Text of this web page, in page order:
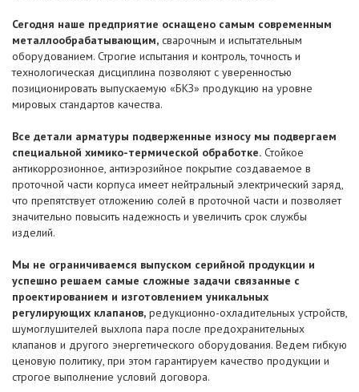
Сегодня наше предприятие оснащено самым современным
металлообрабатывающим, сварочным и испытательным
оборудованием. Строгие испытания и контроль, точность и
технологическая дисциплина позволяют с уверенностью
позиционировать выпускаемую «БКЗ» продукцию на уровне
мировых стандартов качества.
Все детали арматуры подверженные износу мы подвергаем
специальной химико-термической обработке. Стойкое
антикоррозионное, антиэрозийное покрытие создаваемое в
проточной части корпуса имеет нейтральный электрический заряд,
что препятствует отложению солей в проточной части и позволяет
значительно повысить надежность и увеличить срок службы
изделий.
Мы не ограничиваемся выпуском серийной продукции и
успешно решаем самые сложные задачи связанные с
проектированием и изготовлением уникальных
регулирующих клапанов, редукционно-охладительных устройств,
шумоглушителей выхлопа пара после предохранительных
клапанов и другого энергетического оборудования. Ведем гибкую
ценовую политику, при этом гарантируем качество продукции и
строгое выполнение условий договора.